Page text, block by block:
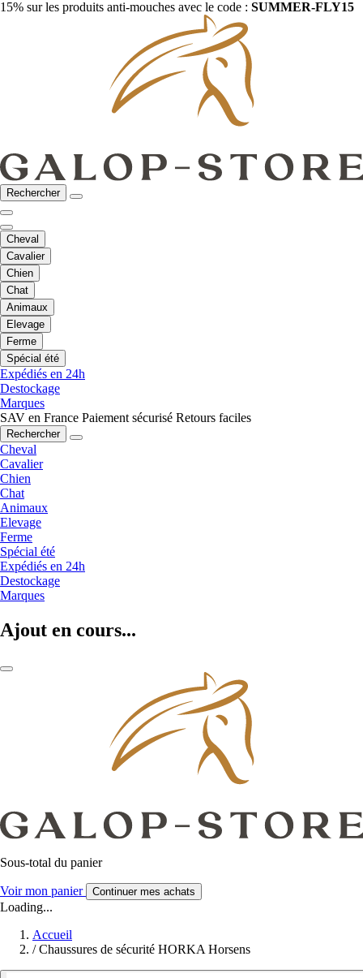
15% sur les produits anti-mouches avec le code : SUMMER-FLY15
Rechercher
Cheval
Cavalier
Chien
Chat
Animaux
Elevage
Ferme
Spécial été
Expédiés en 24h
Destockage
Marques
SAV en France Paiement sécurisé Retours faciles
Rechercher
Cheval
Cavalier
Chien
Chat
Animaux
Elevage
Ferme
Spécial été
Expédiés en 24h
Destockage
Marques
Ajout en cours...
Sous-total du panier
Voir mon panier Continuer mes achats
Loading...
Accueil
/ Chaussures de sécurité HORKA Horsens